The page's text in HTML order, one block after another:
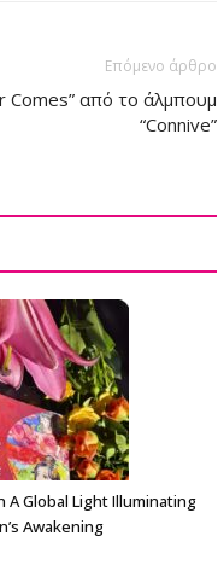
Επόμενο άρθρο
Comes” από το άλμπουμ
“Connive”
A Global Light Illuminating
Awakening